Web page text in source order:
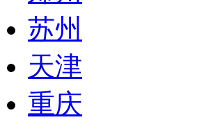
苏州
天津
重庆